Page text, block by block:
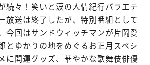
続々！笑いと涙の人情紀行バラエテ
放送は終了したが、特別番組として
今回はサンドウィッチマンが片岡愛
とゆかりの地をめぐるお正月スペシ
に開運グッズ、華やかな歌舞伎俳優